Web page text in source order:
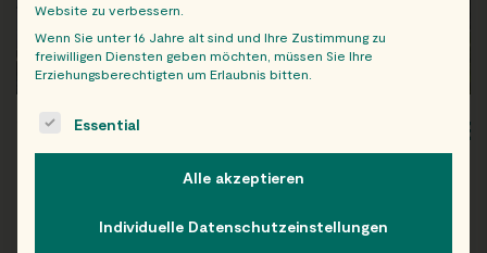
WIEN
Website zu verbessern.
Wenn Sie unter 16 Jahre alt sind und Ihre Zustimmung zu
freiwilligen Diensten geben möchten, müssen Sie Ihre
Erziehungsberechtigten um Erlaubnis bitten.
The following is a list of service groups for which consent
Essential
Alle akzeptieren
Individuelle Datenschutzeinstellungen